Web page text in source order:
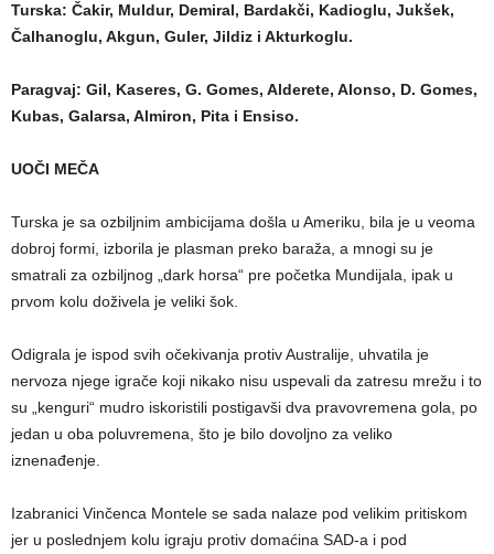
Turska: Čakir, Muldur, Demiral, Bardakči, Kadioglu, Jukšek,
Čalhanoglu, Akgun, Guler, Jildiz i Akturkoglu.
Paragvaj: Gil, Kaseres, G. Gomes, Alderete, Alonso, D. Gomes,
Kubas, Galarsa, Almiron, Pita i Ensiso.
UOČI MEČA
Turska je sa ozbiljnim ambicijama došla u Ameriku, bila je u veoma
dobroj formi, izborila je plasman preko baraža, a mnogi su je
smatrali za ozbiljnog „dark horsa“ pre početka Mundijala, ipak u
prvom kolu doživela je veliki šok.
Odigrala je ispod svih očekivanja protiv Australije, uhvatila je
nervoza njege igrače koji nikako nisu uspevali da zatresu mrežu i to
su „kenguri“ mudro iskoristili postigavši dva pravovremena gola, po
jedan u oba poluvremena, što je bilo dovoljno za veliko
iznenađenje.
Izabranici Vinčenca Montele se sada nalaze pod velikim pritiskom
jer u poslednjem kolu igraju protiv domaćina SAD-a i pod